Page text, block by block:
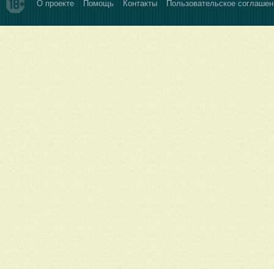
О проекте Помощь Контакты Пользовательское